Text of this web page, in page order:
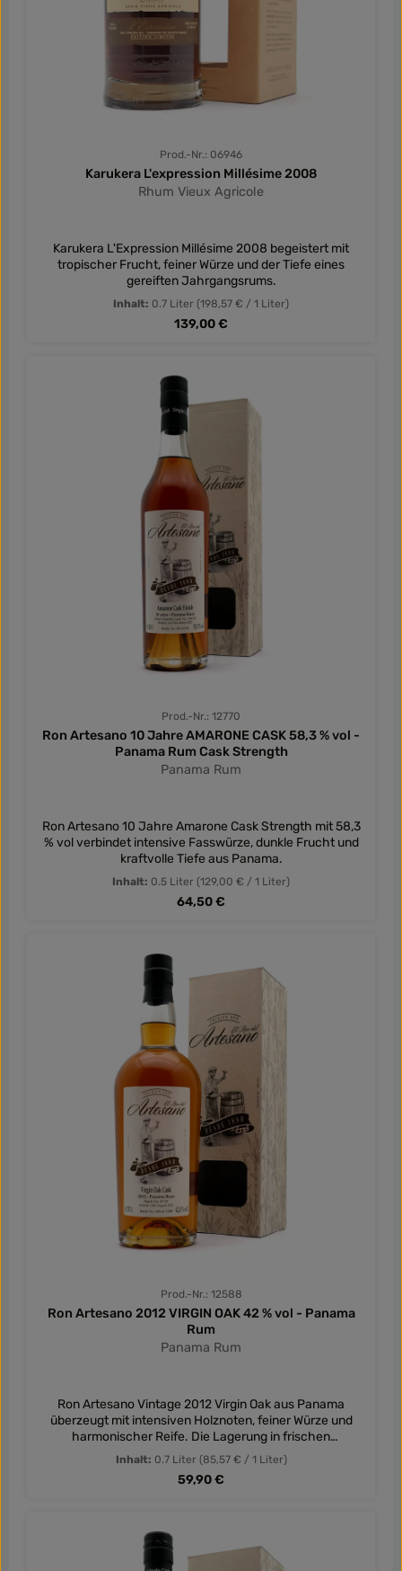
Prod.-Nr.: 06946
Karukera L'expression Millésime 2008
Rhum Vieux Agricole
Karukera L'Expression Millésime 2008 begeistert mit
tropischer Frucht, feiner Würze und der Tiefe eines
gereiften Jahrgangsrums.
Inhalt: 0.7 Liter (198,57 € / 1 Liter)
Regulärer Preis:
139,00 €
Prod.-Nr.: 12770
Ron Artesano 10 Jahre AMARONE CASK 58,3 % vol -
Panama Rum Cask Strength
Panama Rum
Ron Artesano 10 Jahre Amarone Cask Strength mit 58,3
% vol verbindet intensive Fasswürze, dunkle Frucht und
kraftvolle Tiefe aus Panama.
Inhalt: 0.5 Liter (129,00 € / 1 Liter)
Regulärer Preis:
64,50 €
Prod.-Nr.: 12588
Ron Artesano 2012 VIRGIN OAK 42 % vol - Panama
Rum
Panama Rum
Ron Artesano Vintage 2012 Virgin Oak aus Panama
überzeugt mit intensiven Holznoten, feiner Würze und
harmonischer Reife. Die Lagerung in frischen
Eichenfässern verleiht diesem Premium-Rum einen
besonders ausdrucksstarken Charakter.
Inhalt: 0.7 Liter (85,57 € / 1 Liter)
Regulärer Preis:
59,90 €